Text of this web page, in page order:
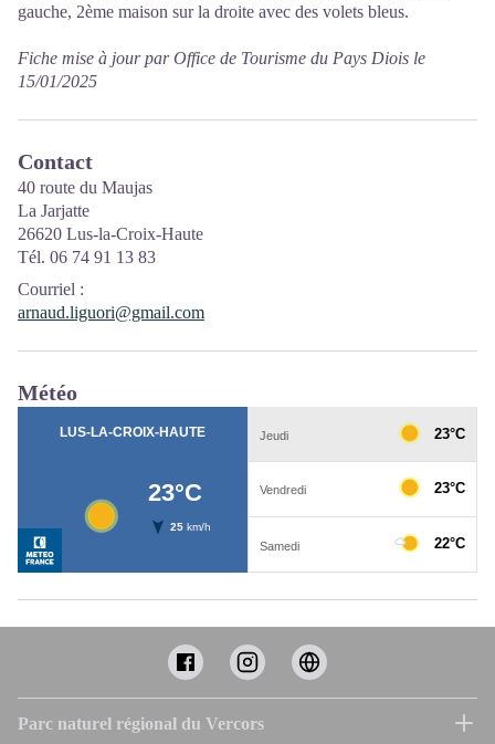
gauche, 2ème maison sur la droite avec des volets bleus.
Fiche mise à jour par Office de Tourisme du Pays Diois le
15/01/2025
Contact
40 route du Maujas
La Jarjatte
26620 Lus-la-Croix-Haute
Tél. 06 74 91 13 83
Courriel :
arnaud.liguori@gmail.com
Météo
Parc naturel régional du Vercors